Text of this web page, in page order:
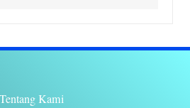
Tentang Kami